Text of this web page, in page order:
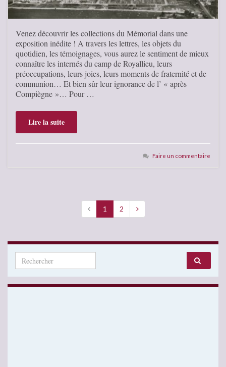
Venez découvrir les collections du Mémorial dans une
exposition inédite ! A travers les lettres, les objets du
quotidien, les témoignages, vous aurez le sentiment de mieux
connaître les internés du camp de Royallieu, leurs
préoccupations, leurs joies, leurs moments de fraternité et de
communion… Et bien sûr leur ignorance de l’ « après
Compiègne »… Pour …
Lire la suite
Faire un commentaire
1 2
Search for: